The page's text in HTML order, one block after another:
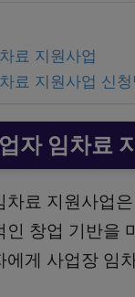
료 지원사업
료 지원사업 신청
자 임차료
료 지원사업
창업 기반을
게 사업장 임